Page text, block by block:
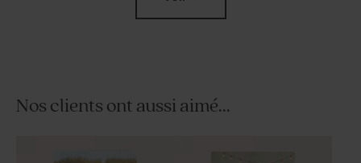
Nos clients ont aussi aimé...